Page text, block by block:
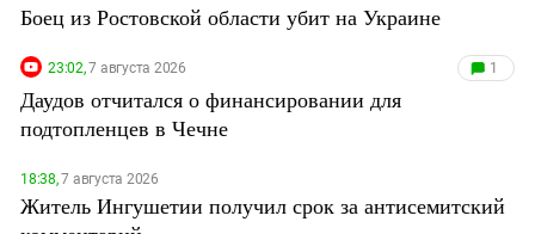
Боец из Ростовской области убит на Украине
23:02,7 августа 2026 1
Даудов отчитался о финансировании для
подтопленцев в Чечне
18:38,7 августа 2026
Житель Ингушетии получил срок за антисемитский